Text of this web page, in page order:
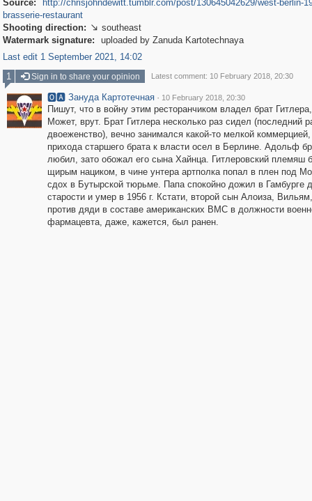
Source:
http://chrisjohndewitt.tumblr.com/post/130645042629/west-berlin-
brasserie-restaurant
Shooting direction:  southeast
Watermark signature:
uploaded by Zanuda Kartotechnaya
Last edit 1 September 2021, 14:02
1
Sign in to share your opinion Latest comment: 10 February 2018, 20:30
🅾🅰 Зануда Картотечная · 10 February 2018, 20:30
Пишут, что в войну этим ресторанчиком владел брат
Может, врут. Брат Гитлера несколько раз сидел (последний
двоеженство), вечно занимался какой-то мелкой
прихода старшего брата к власти осел в Берлине. Адольф
любил, зато обожал его сына Хайнца. Гитлеровский племяш
щирым нациком, в чине унтера артполка попал в плен под
сдох в Бутырской тюрьме. Папа спокойно дожил в Гамбурге
старости и умер в 1956 г. Кстати, второй сын Алоиза,
против дяди в составе американских ВМС в должности
фармацевта, даже, кажется, был ранен.